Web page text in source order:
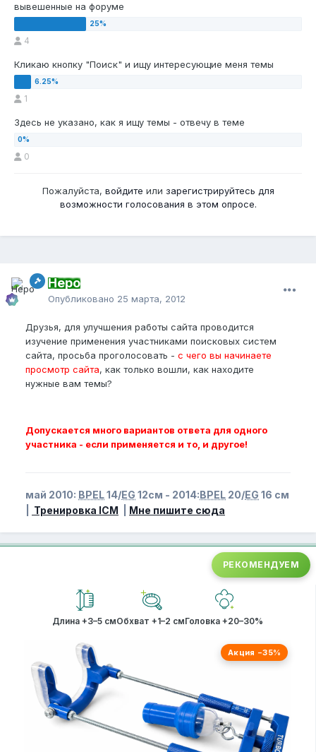
вывешенные на форуме
4
Кликаю кнопку "Поиск" и ищу интересующие меня темы
1
Здесь не указано, как я ищу темы - отвечу в теме
0
Пожалуйста, войдите или зарегистрируйтесь для
возможности голосования в этом опросе.
Неро
Опубликовано 25 марта, 2012
Друзья, для улучшения работы сайта проводится
изучение применения участниками поисковых систем
сайта, просьба проголосовать - с чего вы начинаете
просмотр сайта, как только вошли, как находите
нужные вам темы?
Допускается много вариантов ответа для одного
участника - если применяется и то, и другое!
май 2010: BPEL14/EG 12см - 2014:BPEL 20/EG 16 см
Тренировка ICM Мне пишите сюда
РЕКОМЕНДУЕМ
Длина +3–5 смОбхват +1–2 смГоловка +20–30%
Акция −35%